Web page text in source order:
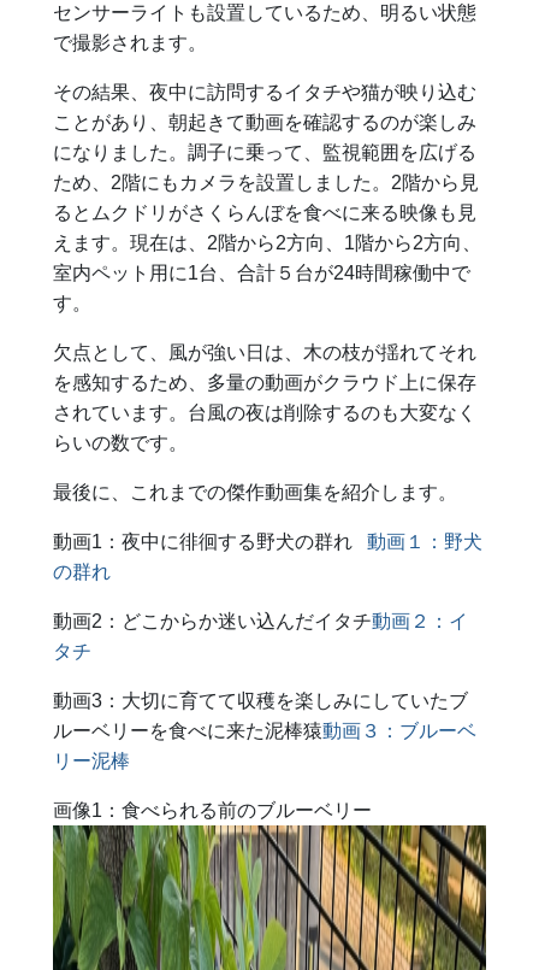
センサーライトも設置しているため、明るい状態
で撮影されます。
その結果、夜中に訪問するイタチや猫が映り込む
ことがあり、朝起きて動画を確認するのが楽しみ
になりました。調子に乗って、監視範囲を広げる
ため、2階にもカメラを設置しました。2階から見
るとムクドリがさくらんぼを食べに来る映像も見
えます。現在は、2階から2方向、1階から2方向、
室内ペット用に1台、合計５台が24時間稼働中で
す。
欠点として、風が強い日は、木の枝が揺れてそれ
を感知するため、多量の動画がクラウド上に保存
されています。台風の夜は削除するのも大変なく
らいの数です。
最後に、これまでの傑作動画集を紹介します。
動画1：夜中に徘徊する野犬の群れ動画１：野犬
の群れ
動画2：どこからか迷い込んだイタチ動画２：イ
タチ
動画3：大切に育てて収穫を楽しみにしていたブ
ルーベリーを食べに来た泥棒猿動画３：ブルーベ
リー泥棒
画像1：食べられる前のブルーベリー